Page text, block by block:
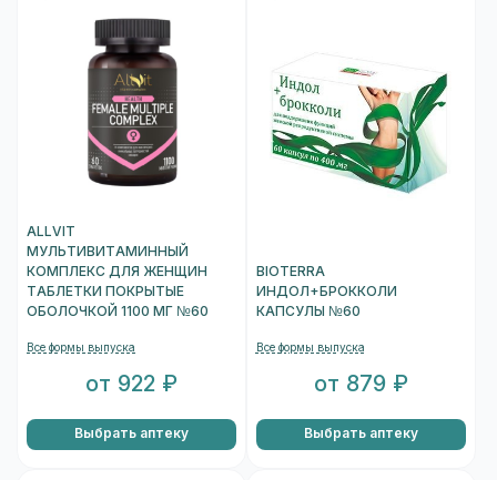
ALLVIT
МУЛЬТИВИТАМИННЫЙ
КОМПЛЕКС ДЛЯ ЖЕНЩИН
ТАБЛЕТКИ ПОКРЫТЫЕ
ОБОЛОЧКОЙ 1100 МГ №60
Все формы выпуска
от 922 ₽
Выбрать аптеку
BIOTERRA
ИНДОЛ+БРОККОЛИ
КАПСУЛЫ №60
Все формы выпуска
от 879 ₽
Выбрать аптеку